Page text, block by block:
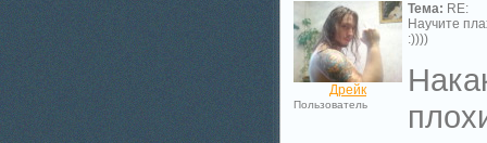
Дрейк
Пользователь
Тема: RE:
Научите
:))))